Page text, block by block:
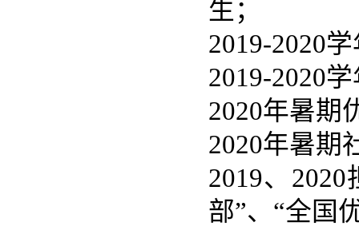
生；
2019-2020
2019-2020
2020年暑期
2020年暑期
2019、
部”、“全国